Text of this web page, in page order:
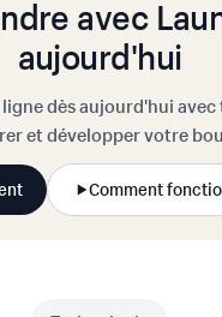
avec
aujourd'hui
dès aujourd'hui
et développer votre
Comment